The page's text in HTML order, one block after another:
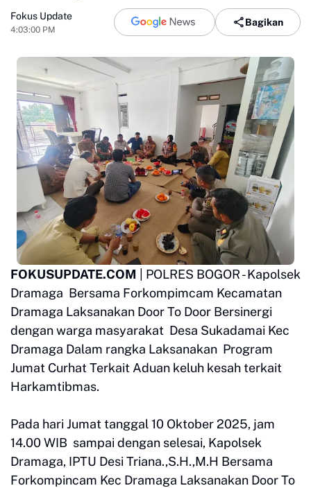
Fokus Update
4:03:00 PM
Bagikan
FOKUSUPDATE.COM | POLRES BOGOR - Kapolsek
Dramaga Bersama Forkompimcam Kecamatan
Dramaga Laksanakan Door To Door Bersinergi
dengan warga masyarakat Desa Sukadamai Kec
Dramaga Dalam rangka Laksanakan Program
Jumat Curhat Terkait Aduan keluh kesah terkait
Harkamtibmas.
Pada hari Jumat tanggal 10 Oktober 2025, jam
14.00 WIB sampai dengan selesai, Kapolsek
Dramaga, IPTU Desi Triana.,S.H.,M.H Bersama
Forkompincam Kec Dramaga Laksanakan Door To